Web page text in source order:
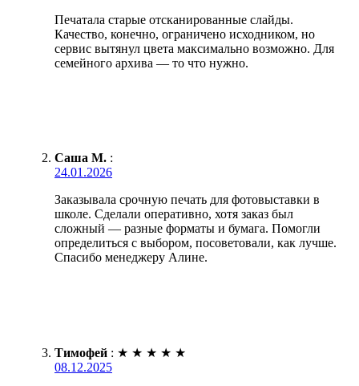
Печатала старые отсканированные слайды.
Качество, конечно, ограничено исходником, но
сервис вытянул цвета максимально возможно. Для
семейного архива — то что нужно.
Саша М. :
24.01.2026
Заказывала срочную печать для фотовыставки в
школе. Сделали оперативно, хотя заказ был
сложный — разные форматы и бумага. Помогли
определиться с выбором, посоветовали, как лучше.
Спасибо менеджеру Алине.
Тимофей : ★ ★ ★ ★ ★
08.12.2025